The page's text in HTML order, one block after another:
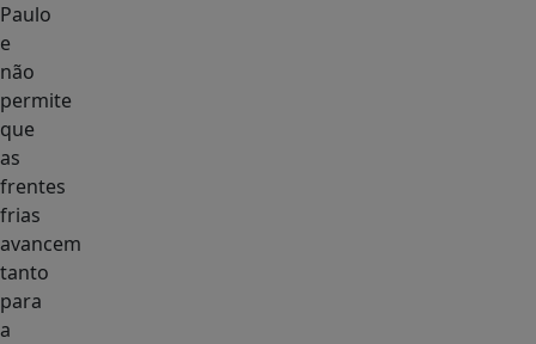
Paulo
e
não
permite
que
as
frentes
frias
avancem
tanto
para
a